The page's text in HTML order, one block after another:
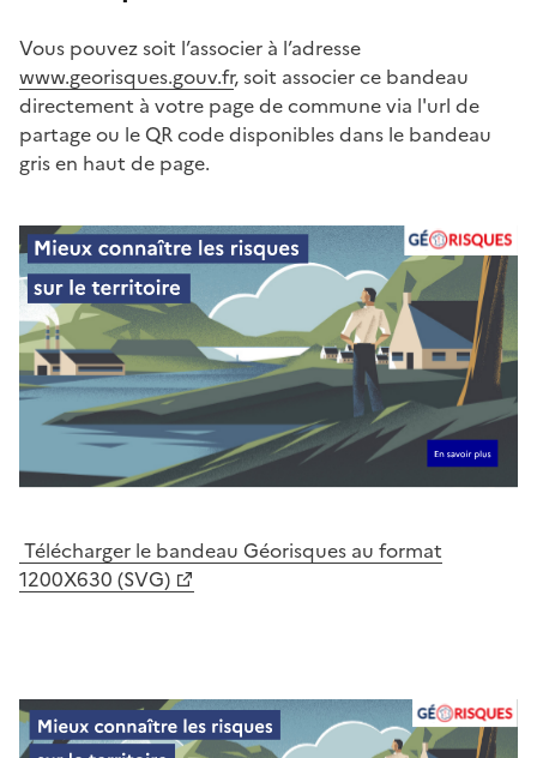
Vous pouvez soit l’associer à l’adresse
www.georisques.gouv.fr, soit associer ce bandeau
directement à votre page de commune via l'url de
partage ou le QR code disponibles dans le bandeau
gris en haut de page.
Télécharger le bandeau Géorisques au format
1200X630 (SVG)